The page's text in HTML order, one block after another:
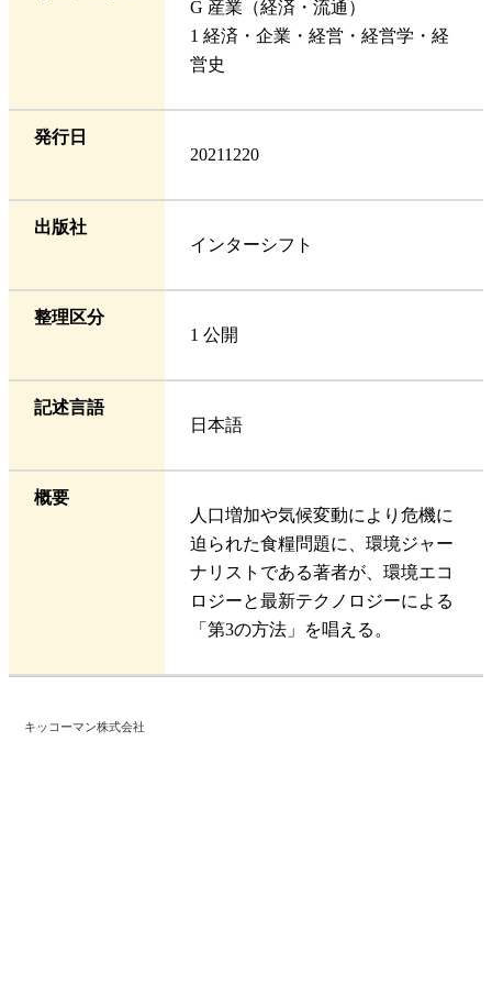
G 産業（経済・流通）
1 経済・企業・経営・経営学・経
営史
発行日
20211220
出版社
インターシフト
整理区分
1 公開
記述言語
日本語
概要
人口増加や気候変動により危機に
迫られた食糧問題に、環境ジャー
ナリストである著者が、環境エコ
ロジーと最新テクノロジーによる
「第3の方法」を唱える。
キッコーマン株式会社